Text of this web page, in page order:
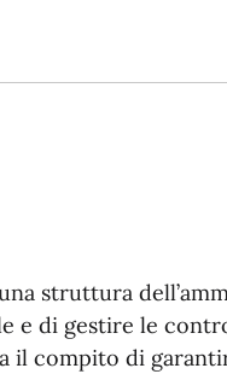
struttura
e di gestire le
il compito di